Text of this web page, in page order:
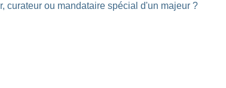
curateur ou mandataire spécial d'un majeur ?